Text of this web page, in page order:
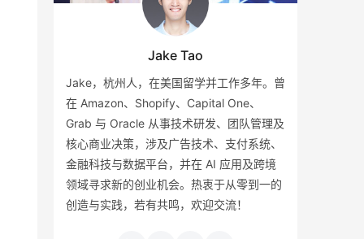
Jake Tao
Jake，杭州人，在美国留学并工作多年。曾
在 Amazon、Shopify、Capital One、
Grab 与 Oracle 从事技术研发、团队管理及
核心商业决策，涉及广告技术、支付系统、
金融科技与数据平台，并在 AI 应用及跨境
领域寻求新的创业机会。热衷于从零到一的
创造与实践，若有共鸣，欢迎交流！